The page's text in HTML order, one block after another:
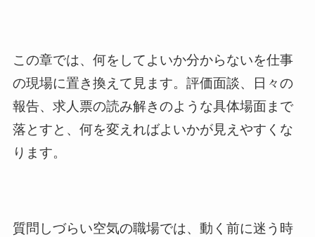
この章では、何をしてよいか分からないを仕事
の現場に置き換えて見ます。評価面談、日々の
報告、求人票の読み解きのような具体場面まで
落とすと、何を変えればよいかが見えやすくな
ります。
質問しづらい空気の職場では、動く前に迷う時